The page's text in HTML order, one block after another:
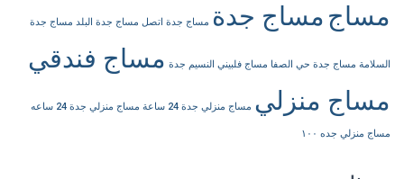
:مساج مساج جدة مساج جدة اتصل مساج جدة البلد مساج جدة
السلامة مساج جدة حي الصفا مساج فلبيني النسيم جدة مساج فندقي
مساج منزلي مساج منزلي جدة 24 ساعة مساج منزلي جدة 24 ساعه
مساج منزلي جده ١٠٠